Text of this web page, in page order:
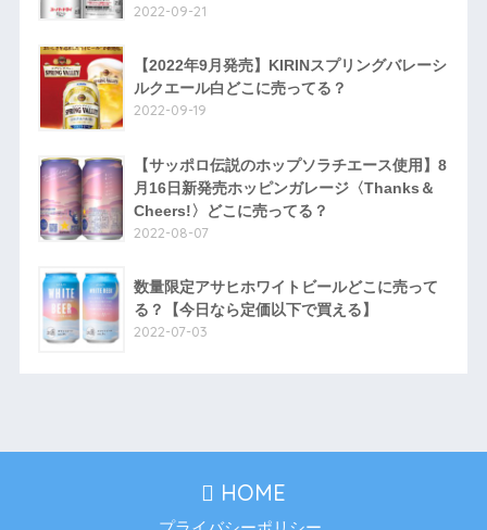
2022-09-21
【2022年9月発売】KIRINスプリングバレーシ
ルクエール白どこに売ってる？
2022-09-19
【サッポロ伝説のホップソラチエース使用】8
月16日新発売ホッピンガレージ〈Thanks＆
Cheers!〉どこに売ってる？
2022-08-07
数量限定アサヒホワイトビールどこに売って
る？【今日なら定価以下で買える】
2022-07-03
HOME